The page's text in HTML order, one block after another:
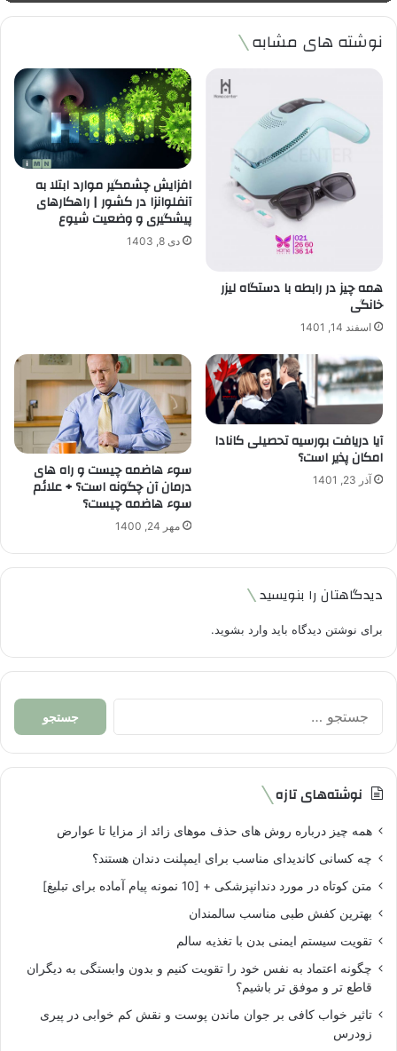
نوشته های مشابه
همه چیز در رابطه با دستگاه لیزر
خانگی
اسفند 14, 1401
افزایش چشمگیر موارد ابتلا به
آنفلوانزا در کشور | راهکارهای
پیشگیری و وضعیت شیوع
دی 8, 1403
آیا دریافت بورسیه تحصیلی کانادا
امکان پذیر است؟
آذر 23, 1401 سوء هاضمه چیست و راه های
درمان آن چگونه است؟ + علائم
سوء هاضمه چیست؟
مهر 24, 1400
دیدگاهتان را بنویسید
برای نوشتن دیدگاه باید وارد بشوید.
جستجو
برای:
نوشته‌های تازه
همه چیز درباره روش های حذف موهای زائد از مزایا تا عوارض
چه کسانی کاندیدای مناسب برای ایمپلنت دندان هستند؟
متن کوتاه در مورد دندانپزشکی + [10 نمونه پیام آماده برای تبلیغ]
بهترین کفش طبی مناسب سالمندان
تقویت سیستم ایمنی بدن با تغذیه سالم
چگونه اعتماد به نفس خود را تقویت کنیم و بدون وابستگی به دیگران
قاطع تر و موفق تر باشیم؟
تاثیر خواب کافی بر جوان ماندن پوست و نقش کم خوابی در پیری
زودرس